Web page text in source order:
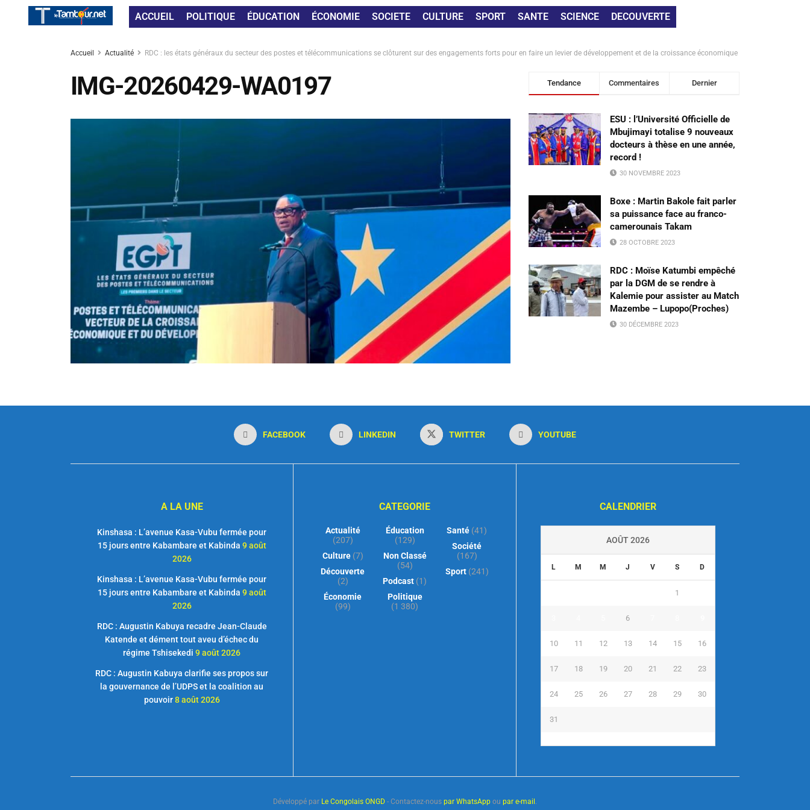
ACCUEIL POLITIQUE ÉDUCATION ÉCONOMIE SOCIETE CULTURE SPORT SANTE SCIENCE DECOUVERTE
Accueil Actualité RDC : les états généraux du secteur des postes et télécommunications se clôturent sur des engagements forts pour en faire un levier de développement et de la croissance économique
IMG-20260429-WA0197 Tendance Commentaires Dernier
ESU : l’Université Officielle de
Mbujimayi totalise 9 nouveaux
docteurs à thèse en une année,
record !
30 NOVEMBRE 2023
Boxe : Martin Bakole fait parler
sa puissance face au franco-
camerounais Takam
28 OCTOBRE 2023
RDC : Moïse Katumbi empêché
par la DGM de se rendre à
Kalemie pour assister au Match
Mazembe – Lupopo(Proches)
30 DÉCEMBRE 2023
FACEBOOK LINKEDIN TWITTER YOUTUBE
A LA UNE
Kinshasa : L’avenue Kasa-Vubu fermée pour
15 jours entre Kabambare et Kabinda 9 août
2026
Kinshasa : L’avenue Kasa-Vubu fermée pour
15 jours entre Kabambare et Kabinda 9 août
2026
RDC : Augustin Kabuya recadre Jean-Claude
Katende et dément tout aveu d’échec du
régime Tshisekedi 9 août 2026
RDC : Augustin Kabuya clarifie ses propos sur
la gouvernance de l’UDPS et la coalition au
pouvoir 8 août 2026
CATEGORIE
Actualité
(207)
Culture(7)
Découverte
(2)
Économie
(99)
Éducation
(129)
Non Classé
(54)
Podcast (1)
Politique
(1 380)
Santé (41)
Société
(167)
Sport(241)
CALENDRIER
AOÛT 2026
L M M J V S D
1
6
10 11 12 13 14 15 16
17 18 19 20 21 22 23
24 25 26 27 28 29 30
31
Développé par Le Congolais ONGD - Contactez-nous par WhatsApp ou par e-mail.